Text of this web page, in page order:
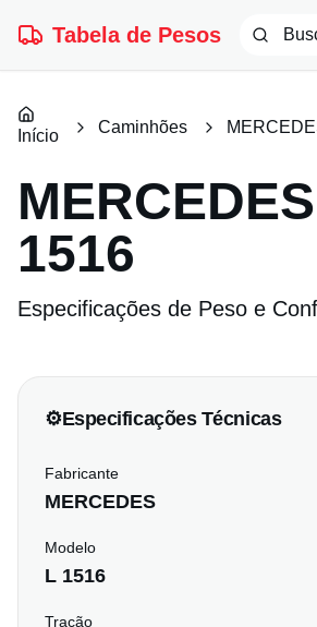
Tabela de Pesos
Início Caminhões
MERCEDES
1516
Especificações de Peso e
⚙️Especificações Técnicas
Fabricante
MERCEDES
Modelo
L 1516
Tração